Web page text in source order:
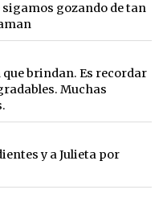
gozando de tan
brindan. Es recordar
Muchas
y a Julieta por